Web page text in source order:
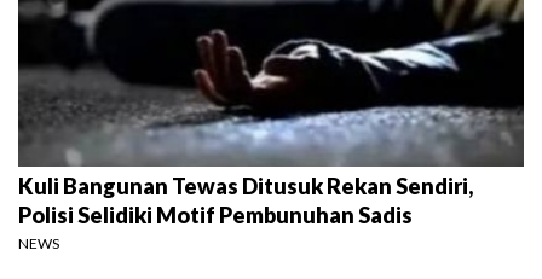
Kuli Bangunan Tewas Ditusuk Rekan Sendiri,
Polisi Selidiki Motif Pembunuhan Sadis
NEWS